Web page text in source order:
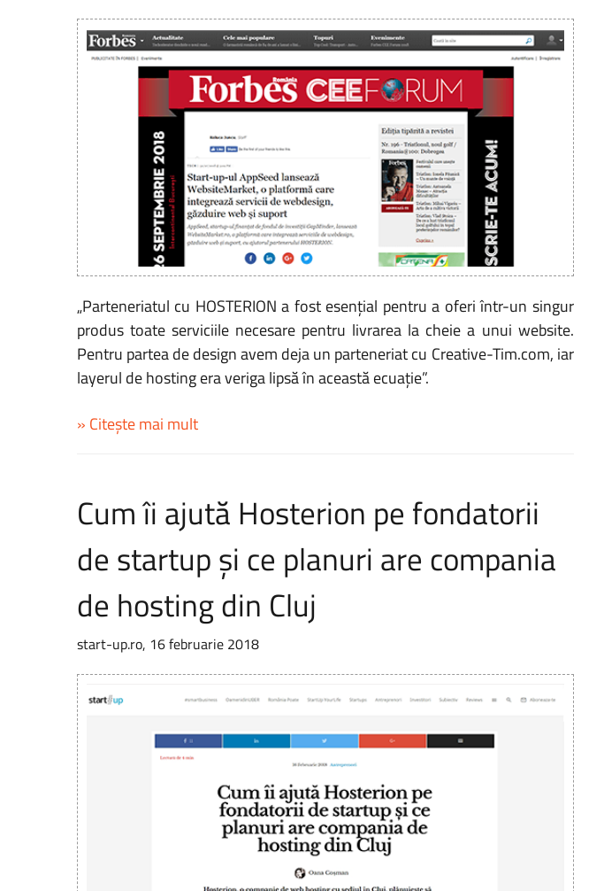
„Parteneriatul cu HOSTERION a fost esențial pentru a oferi într-un singur
produs toate serviciile necesare pentru livrarea la cheie a unui website.
Pentru partea de design avem deja un parteneriat cu Creative-Tim.com, iar
layerul de hosting era veriga lipsă în această ecuație”.
» Citește mai mult
Cum îi ajută Hosterion pe fondatorii
de startup și ce planuri are compania
de hosting din Cluj
start-up.ro, 16 februarie 2018